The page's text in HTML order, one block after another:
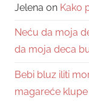
Jelena on Kako
Neću da moja
da moja deca
Bebi bluz iliti
magareće klupe